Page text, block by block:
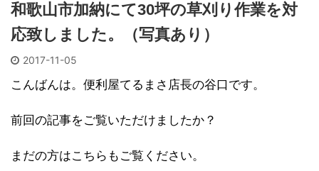
和歌山市加納にて30坪の草刈り作業を対
応致しました。（写真あり）
2017-11-05
こんばんは。便利屋てるまさ店長の谷口です。
前回の記事をご覧いただけましたか？
まだの方はこちらもご覧ください。